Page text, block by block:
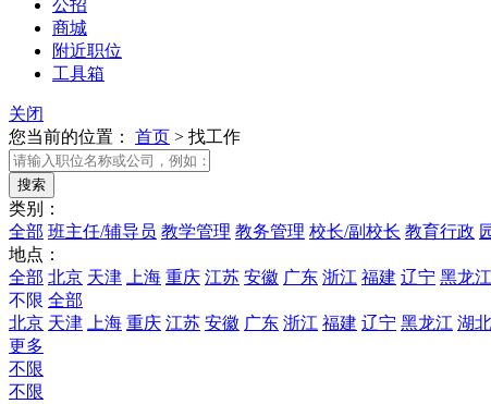
公招
商城
附近职位
工具箱
关闭
您当前的位置： 首页 > 找工作
类别：
全部 班主任/辅导员 教学管理 教务管理 校长/副校长 教育行政
地点：
全部 北京 天津 上海 重庆 江苏 安徽 广东 浙江 福建 辽宁 黑龙江
不限 全部
北京 天津 上海 重庆 江苏 安徽 广东 浙江 福建 辽宁 黑龙江 湖北
更多
不限
不限